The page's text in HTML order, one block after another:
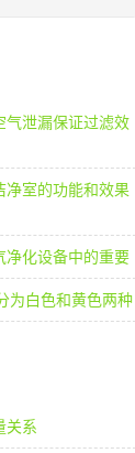
气泄漏保证过滤效
净室的功能和效果
净化设备中的重要
为白色和黄色两种
关系